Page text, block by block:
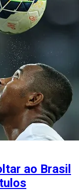
ao Brasil